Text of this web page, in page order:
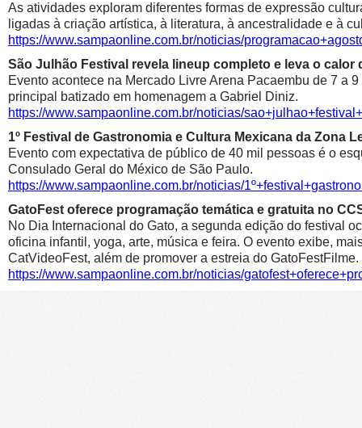
As atividades exploram diferentes formas de expressão
ligadas à criação artística, à literatura, à ancestralidade e à
https://www.sampaonline.com.br/noticias/
São Julhão Festival revela lineup completo e leva o calor
Evento acontece na Mercado Livre Arena Pacaembu de 7 a
principal batizado em homenagem a Gabriel Diniz.
https://www.sampaonline.com.br/noticias/
1º Festival de Gastronomia e Cultura Mexicana da Zona
Evento com expectativa de público de 40 mil pessoas é o
Consulado Geral do México de São Paulo.
https://www.sampaonline.com.br/noticias/
GatoFest oferece programação temática e gratuita no
No Dia Internacional do Gato, a segunda edição do festival
oficina infantil, yoga, arte, música e feira. O evento exibe,
CatVideoFest, além de promover a estreia do GatoFestFilme.
https://www.sampaonline.com.br/noticias/